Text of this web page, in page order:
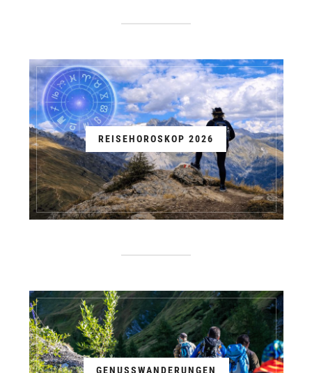
REISEHOROSKOP 2026
GENUSSWANDERUNGEN